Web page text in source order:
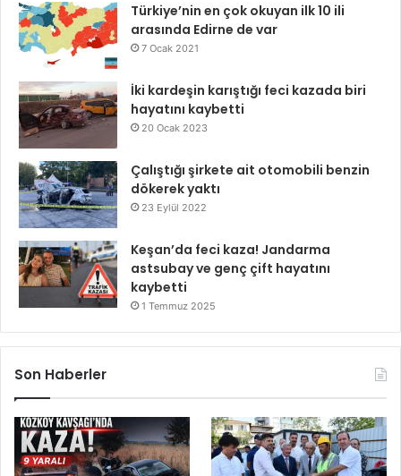
Türkiye’nin en çok okuyan ilk 10 ili
arasında Edirne de var
7 Ocak 2021
İki kardeşin karıştığı feci kazada biri
hayatını kaybetti
20 Ocak 2023
Çalıştığı şirkete ait otomobili benzin
dökerek yaktı
23 Eylül 2022
Keşan’da feci kaza! Jandarma
astsubay ve genç çift hayatını
kaybetti
1 Temmuz 2025
Son Haberler